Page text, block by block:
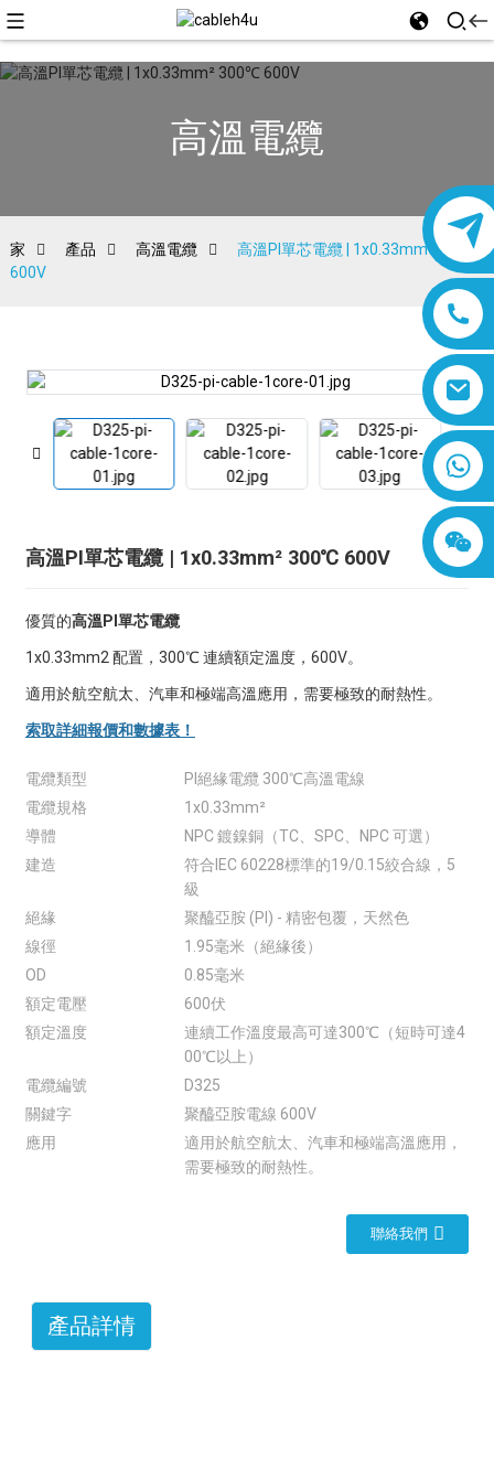
8618019377761
高溫電纜
家 產品 高溫電纜
高溫PI單芯電纜 | 1x0.33mm² 300℃
600V
高溫PI單芯電纜 | 1x0.33mm² 300℃ 600V
優質的高溫PI單芯電纜
1x0.33mm2 配置，300℃ 連續額定溫度，600V。
適用於航空航太、汽車和極端高溫應用，需要極致的耐熱性。
索取詳細報價和數據表！
電纜類型
PI絕緣電纜 300℃高溫電線
電纜規格
1x0.33mm²
導體
NPC 鍍鎳銅（TC、SPC、NPC 可選）
建造
符合IEC 60228標準的19/0.15絞合線，5
級
絕緣
聚醯亞胺 (PI) - 精密包覆，天然色
線徑
1.95毫米（絕緣後）
OD
0.85毫米
額定電壓
600伏
額定溫度
連續工作溫度最高可達300℃（短時可達4
00℃以上）
電纜編號
D325
關鍵字
聚醯亞胺電線 600V
應用
適用於航空航太、汽車和極端高溫應用，
需要極致的耐熱性。
聯絡我們
產品詳情